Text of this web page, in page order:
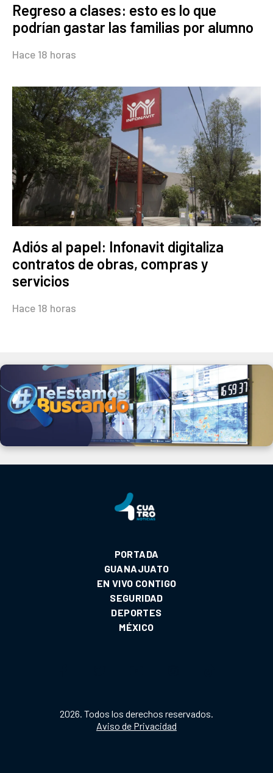
Regreso a clases: esto es lo que
podrían gastar las familias por alumno
Hace 18 horas
Adiós al papel: Infonavit digitaliza
contratos de obras, compras y
servicios
Hace 18 horas
PORTADA
GUANAJUATO
EN VIVO CONTIGO
SEGURIDAD
DEPORTES
MÉXICO
2026. Todos los derechos reservados.
Aviso de Privacidad